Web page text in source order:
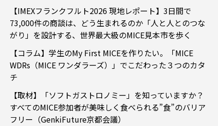
【IMEXフランクフルト2026 現地レポート】3日間で
73,000件の商談は、どう生まれるのか「人と人とのつな
がり」を設計する、世界最大級のMICE見本市を歩く
【コラム】学生のMy First MICEを作りたい。「MICE
WDRs（MICE ワンダラーズ）」でこだわった３つのカタ
チ
【取材】「ソフトガストロノミー」を知っていますか？
すべてのMICE参加者が美味しく食べられる”食”のバリア
フリー（GenkiFuture京都会議）